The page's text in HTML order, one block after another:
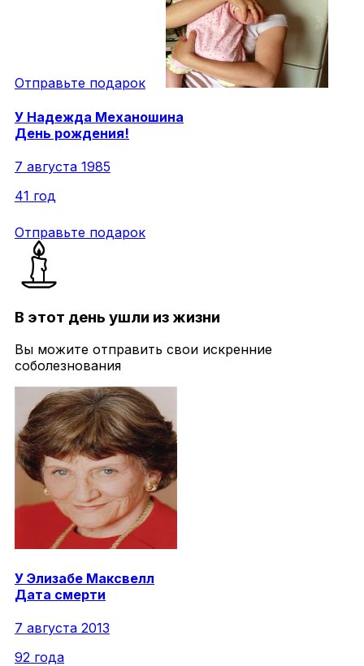
Отправьте подарок
У Надежда Механошина
День рождения!
7 августа 1985
41 год
Отправьте подарок
В этот день ушли из жизни
Вы можите отправить свои искренние
соболезнования
У Элизабе Максвелл
Дата смерти
7 августа 2013
92 года